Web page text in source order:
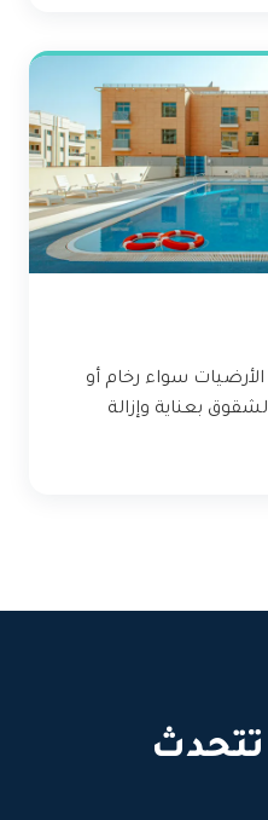
سواء رخام أو
بعناية وإزالة
تتحدث